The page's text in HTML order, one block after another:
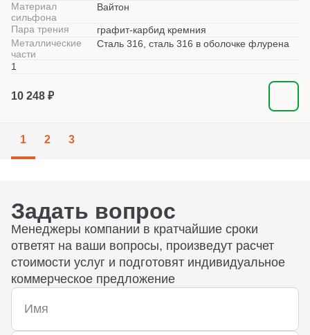
Материал
сильфона
Вайтон
Пара трения
графит-карбид кремния
Металлические
части
Сталь 316, сталь 316 в оболочке флурена
1
10 248 ₽
1 2 3
Задать вопрос
Менеджеры компании в кратчайшие сроки
ответят на ваши вопросы, произведут расчет
стоимости услуг и подготовят индивидуальное
коммерческое предложение